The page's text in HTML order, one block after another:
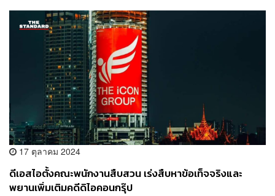
17 ตุลาคม 2024
ดีเอสไอตั้งคณะพนักงานสืบสวน เร่งสืบหาข้อเท็จจริงและ
พยานเพิ่มเติมคดีดิไอคอนกรุ๊ป